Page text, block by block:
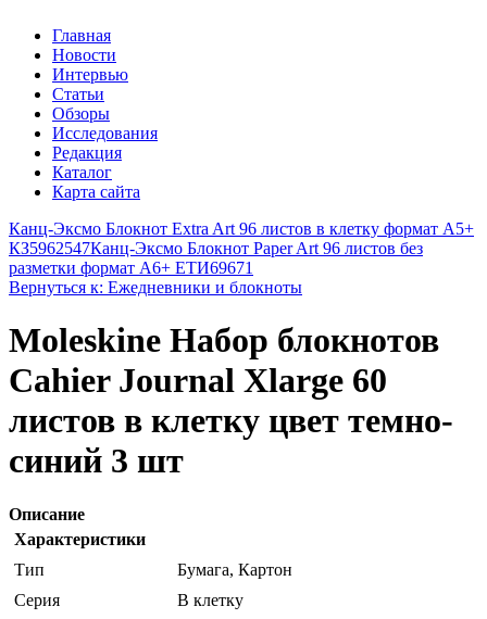
Главная
Новости
Интервью
Статьи
Обзоры
Исследования
Редакция
Каталог
Карта сайта
Канц-Эксмо Блокнот Extra Art 96 листов в клетку формат А5+
КЗ5962547Канц-Эксмо Блокнот Paper Art 96 листов без
разметки формат А6+ ЕТИ69671
Вернуться к: Ежедневники и блокноты
Moleskine Набор блокнотов
Cahier Journal Xlarge 60
листов в клетку цвет темно-
синий 3 шт
Описание
Характеристики
Тип
Бумага, Картон
Серия
В клетку